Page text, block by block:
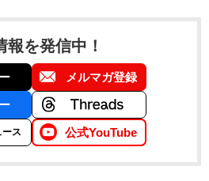
報を発信中！
メルマガ登録
ス 公式YouTube